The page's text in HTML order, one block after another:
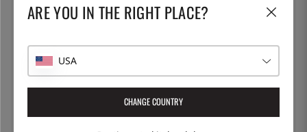
Kinamat varje dag - Jonas
Cramby
249:-
Gastrosked / serveringssked
75:-
ARE YOU IN THE RIGHT PLACE?
USA
CHANGE COUNTRY